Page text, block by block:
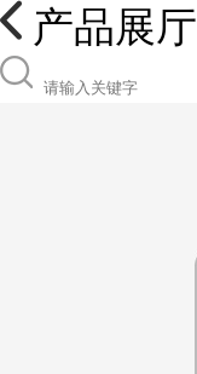
产品展厅